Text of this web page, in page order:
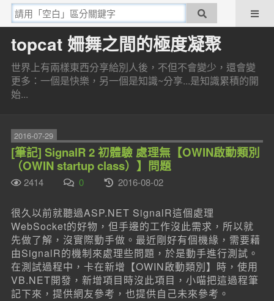
topcat 姍舞之間的極度凝聚
世界上有兩樣東西分享給別人後，不但不會變少，還會變
更多：一個是快樂，另一個是知識~分享...是知識累積的開
始...
2016-07-29
[筆記] SignalR 2 初體驗 處理無【OWIN啟動類別
（OWIN startup class）】問題
2414 0 2016-08-02
很久以前就聽過ASP.NET SignalR這個處理
WebSocket的好物，但手邊的工作沒此需求，所以就
先做了解，沒實際動手做。最近剛好有個機緣，需要藉
由SignalR的機制來處理些問題，於是動手進行測試。
在測試過程中，卡在新增【OWIN啟動類別】時，使用
VB.NET開發，新增項目時沒此項目，小喵把這過程筆
記下來，提供網友參考，也提供自己未來參考。